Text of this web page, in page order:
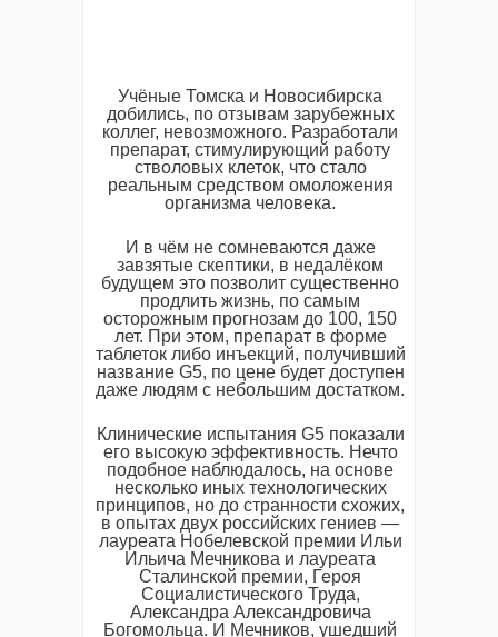
Учёные Томска и Новосибирска
добились, по отзывам зарубежных
коллег, невозможного. Разработали
препарат, стимулирующий работу
стволовых клеток, что стало
реальным средством омоложения
организма человека.
И в чём не сомневаются даже
завзятые скептики, в недалёком
будущем это позволит существенно
продлить жизнь, по самым
осторожным прогнозам до 100, 150
лет. При этом, препарат в форме
таблеток либо инъекций, получивший
название G5, по цене будет доступен
даже людям с небольшим достатком.
Клинические испытания G5 показали
его высокую эффективность. Нечто
подобное наблюдалось, на основе
несколько иных технологических
принципов, но до странности схожих,
в опытах двух российских гениев —
лауреата Нобелевской премии Ильи
Ильича Мечникова и лауреата
Сталинской премии, Героя
Социалистического Труда,
Александра Александровича
Богомольца. И Мечников, ушедший